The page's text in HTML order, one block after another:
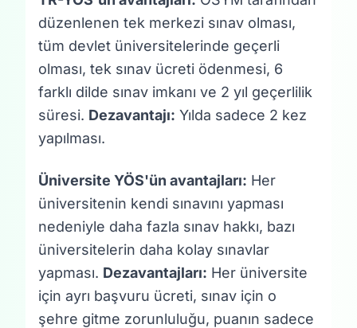
düzenlenen tek merkezi sınav olması,
tüm devlet üniversitelerinde geçerli
olması, tek sınav ücreti ödenmesi, 6
farklı dilde sınav imkanı ve 2 yıl geçerlilik
süresi. Dezavantajı: Yılda sadece 2 kez
yapılması.
Üniversite YÖS'ün avantajları: Her
üniversitenin kendi sınavını yapması
nedeniyle daha fazla sınav hakkı, bazı
üniversitelerin daha kolay sınavlar
yapması. Dezavantajları: Her üniversite
için ayrı başvuru ücreti, sınav için o
şehre gitme zorunluluğu, puanın sadece